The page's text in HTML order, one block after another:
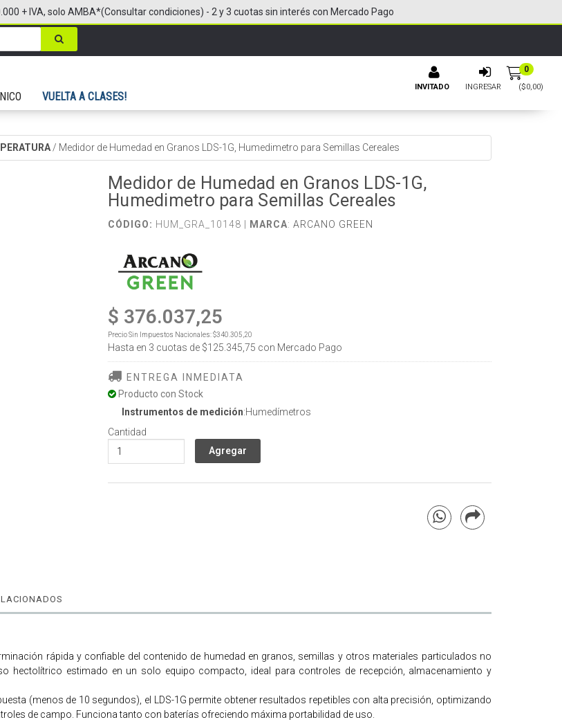
INVITADO INGRESAR
0
($0,00)
VUELTA A CLASES!
+ IVA, solo AMBA*(Consultar condiciones) - 2 y 3 cuotas sin interés con Mercado Pago
/ Medidor de Humedad en Granos LDS-1G, Humedimetro para Semillas Cereales
Medidor de Humedad en Granos LDS-1G,
Humedimetro para Semillas Cereales
CÓDIGO: HUM_GRA_10148 | MARCA: ARCANO GREEN
$ 376.037,25
Precio Sin Impuestos Nacionales:$340.305,20
Hasta en 3 cuotas de $125.345,75 con Mercado Pago
ENTREGA INMEDIATA
Producto con Stock
Instrumentos de medición:Humedímetros
Cantidad
rápida y confiable del contenido de humedad en granos, semillas y otros materiales particulados no
hectolítrico estimado en un solo equipo compacto, ideal para controles de recepción, almacenamiento y
(menos de 10 segundos), el LDS-1G permite obtener resultados repetibles con alta precisión, optimizando
de campo. Funciona tanto con baterías ofreciendo máxima portabilidad de uso.